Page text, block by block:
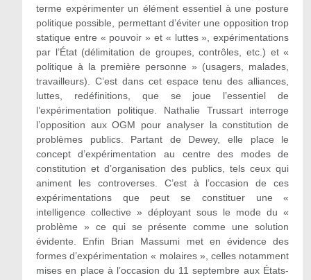
terme expérimenter un élément essentiel à une posture
politique possible, permettant d’éviter une opposition trop
statique entre « pouvoir » et « luttes », expérimentations
par l’État (délimitation de groupes, contrôles, etc.) et «
politique à la première personne » (usagers, malades,
travailleurs). C’est dans cet espace tenu des alliances,
luttes, redéfinitions, que se joue l’essentiel de
l’expérimentation politique. Nathalie Trussart interroge
l’opposition aux OGM pour analyser la constitution de
problèmes publics. Partant de Dewey, elle place le
concept d’expérimentation au centre des modes de
constitution et d’organisation des publics, tels ceux qui
animent les controverses. C’est à l’occasion de ces
expérimentations que peut se constituer une «
intelligence collective » déployant sous le mode du «
problème » ce qui se présente comme une solution
évidente. Enfin Brian Massumi met en évidence des
formes d’expérimentation « molaires », celles notamment
mises en place à l’occasion du 11 septembre aux États-